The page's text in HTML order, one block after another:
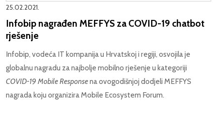
25.02.2021.
Infobip nagrađen MEFFYS za COVID-19 chatbot
rješenje
Infobip, vodeća IT kompanija u Hrvatskoj i regiji, osvojila je
globalnu nagradu za najbolje mobilno rješenje u kategoriji
COVID-19 Mobile Responsena ovogodišnjoj dodjeli MEFFYS
nagrada koju organizira Mobile Ecosystem Forum.